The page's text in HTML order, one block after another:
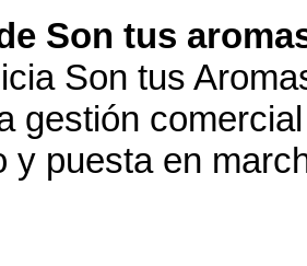
Son tus
Son tus
gestión
y puesta en